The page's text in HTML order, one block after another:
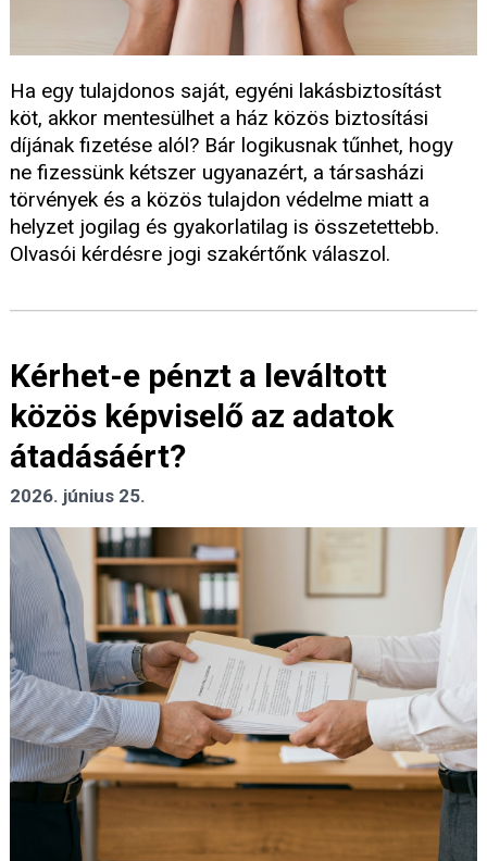
Ha egy tulajdonos saját, egyéni lakásbiztosítást
köt, akkor mentesülhet a ház közös biztosítási
díjának fizetése alól? Bár logikusnak tűnhet, hogy
ne fizessünk kétszer ugyanazért, a társasházi
törvények és a közös tulajdon védelme miatt a
helyzet jogilag és gyakorlatilag is összetettebb.
Olvasói kérdésre jogi szakértőnk válaszol.
Kérhet-e pénzt a leváltott
közös képviselő az adatok
átadásáért?
2026. június 25.